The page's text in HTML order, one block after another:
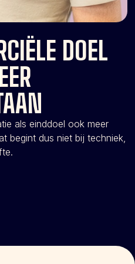
DOEL
als einddoel ook meer
begint dus niet bij techniek,